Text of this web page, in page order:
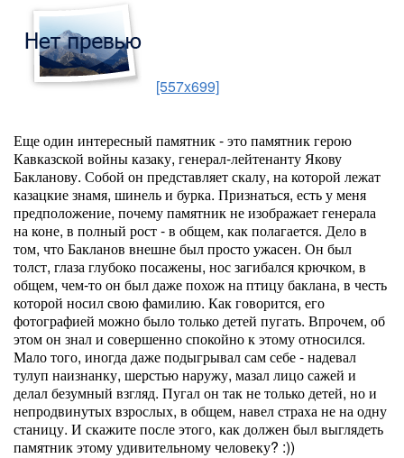
[557x699]
Еще один интересный памятник - это памятник герою
Кавказской войны казаку, генерал-лейтенанту Якову
Бакланову. Собой он представляет скалу, на которой лежат
казацкие знамя, шинель и бурка. Признаться, есть у меня
предположение, почему памятник не изображает генерала
на коне, в полный рост - в общем, как полагается. Дело в
том, что Бакланов внешне был просто ужасен. Он был
толст, глаза глубоко посажены, нос загибался крючком, в
общем, чем-то он был даже похож на птицу баклана, в честь
которой носил свою фамилию. Как говорится, его
фотографией можно было только детей пугать. Впрочем, об
этом он знал и совершенно спокойно к этому относился.
Мало того, иногда даже подыгрывал сам себе - надевал
тулуп наизнанку, шерстью наружу, мазал лицо сажей и
делал безумный взгляд. Пугал он так не только детей, но и
непродвинутых взрослых, в общем, навел страха не на одну
станицу. И скажите после этого, как должен был выглядеть
памятник этому удивительному человеку? :))